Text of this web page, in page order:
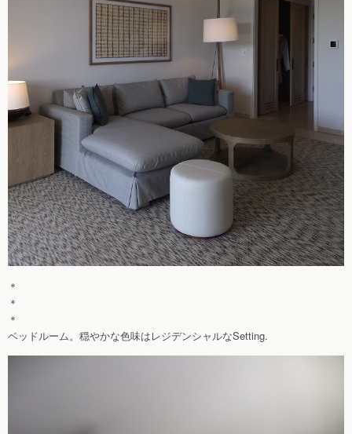
＊
＊
＊
ベッドルーム。穏やかな色味はレジデンシャルなSetting.